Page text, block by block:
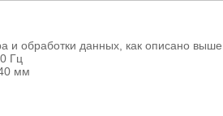
и обработки данных, как описано выше.
Гц
мм